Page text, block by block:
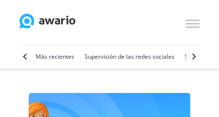
vídeo Más recientes Supervisión de las redes sociales SMM